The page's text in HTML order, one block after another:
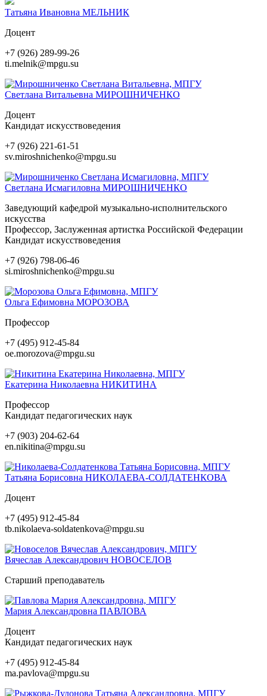
Татьяна Ивановна МЕЛЬНИК
Доцент
+7 (926) 289-99-26
ti.melnik@mpgu.su
Светлана Витальевна МИРОШНИЧЕНКО
Доцент
Кандидат искусствоведения
+7 (926) 221-61-51
sv.miroshnichenko@mpgu.su
Светлана Исмагиловна МИРОШНИЧЕНКО
Заведующий кафедрой музыкально-исполнительского
искусства
Профессор, Заслуженная артистка Российской Федерации
Кандидат искусствоведения
+7 (926) 798-06-46
si.miroshnichenko@mpgu.su
Ольга Ефимовна МОРОЗОВА
Профессор
+7 (495) 912-45-84
oe.morozova@mpgu.su
Екатерина Николаевна НИКИТИНА
Профессор
Кандидат педагогических наук
+7 (903) 204-62-64
en.nikitina@mpgu.su
Татьяна Борисовна НИКОЛАЕВА-СОЛДАТЕНКОВА
Доцент
+7 (495) 912-45-84
tb.nikolaeva-soldatenkova@mpgu.su
Вячеслав Александрович НОВОСЕЛОВ
Старший преподаватель
Мария Александровна ПАВЛОВА
Доцент
Кандидат педагогических наук
+7 (495) 912-45-84
ma.pavlova@mpgu.su